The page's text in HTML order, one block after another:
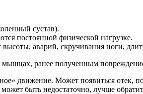
сустав).
постоянной физической нагрузке.
аварий, скручивания ноги,
мышцах, ранее полученным
движение. Может появиться отек,
быть недостаточно, лучше